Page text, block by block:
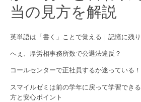
当の見方を解説
英単語は「書く」ことで覚える｜記憶に残
へぇ、厚労相事務所数で公選法違反？
コールセンターで正社員するか迷っている
スマイルゼミは前の学年に戻って学習でき
方と安心ポイント